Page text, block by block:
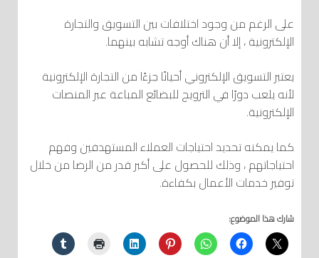
على الرغم من وجود اختلافات بين التسويق والتجارة
الإلكترونية ، إلا أن هناك أوجه تشابه بينهما.
يعتبر التسويق الإلكتروني أحيانًا جزءًا من التجارة الإلكترونية
لأنه يلعب دورًا في الترويج للبضائع المباعة عبر المنصات
الإلكترونية.
كما يمكنه تحديد احتياجات العملاء المستهدفين وفهم
احتياجاتهم ، وذلك للحصول على أكبر قدر من الرضا من خلال
توفير خدمات الأعمال بكفاءة.
شارك هذا الموضوع: